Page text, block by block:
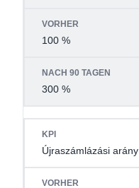
100 %
300 %
Újraszámlázási arány